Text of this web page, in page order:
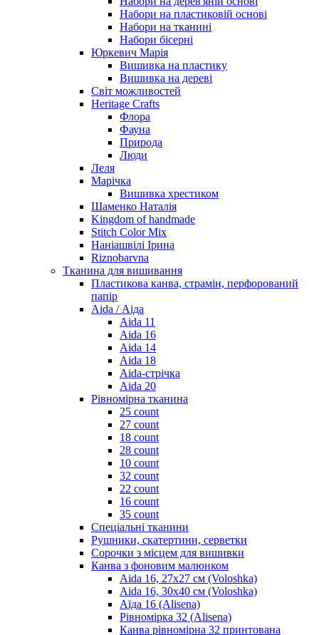
Набори на пластиковій основі
Набори на тканині
Набори бісерні
Юркевич Марія
Вишивка на пластику
Вишивка на дереві
Світ можливостей
Heritage Crafts
Флора
Фауна
Природа
Люди
Леля
Марічка
Вишивка хрестиком
Шаменко Наталія
Kingdom of handmade
Stitch Color Mix
Наніашвілі Ірина
Riznobarvna
Тканина для вишивання
Пластикова канва, страмін, перфорований
папір
Aida / Аіда
Aida 11
Aida 16
Aida 14
Aida 18
Aida-стрічка
Aida 20
Рівномірна тканина
25 count
27 count
18 count
28 count
10 count
32 count
22 count
16 count
35 count
Спеціальні тканини
Рушники, скатертини, серветки
Сорочки з місцем для вишивки
Канва з фоновим малюнком
Aida 16, 27х27 см (Voloshka)
Aida 16, 30х40 см (Voloshka)
Аїда 16 (Alisena)
Рівномірка 32 (Alisena)
Канва рівномірна 32 принтована